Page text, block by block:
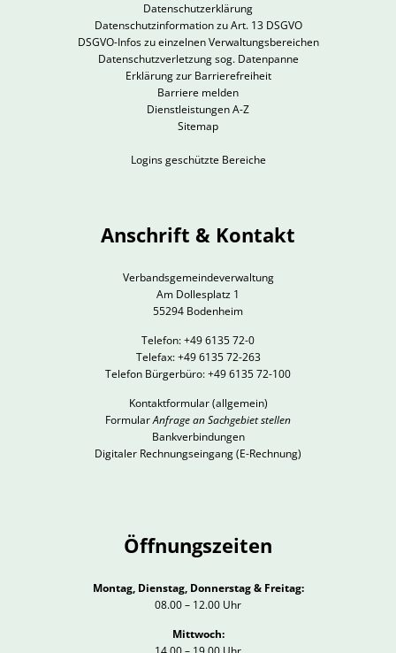
Datenschutzerklärung
Datenschutzinformation zu Art. 13 DSGVO
DSGVO-Infos zu einzelnen Verwaltungsbereichen
Datenschutzverletzung sog. Datenpanne
Erklärung zur Barrierefreiheit
Barriere melden
Dienstleistungen A-Z
Sitemap
Logins geschützte Bereiche
Anschrift & Kontakt
Verbandsgemeindeverwaltung
Am Dollesplatz 1
55294 Bodenheim
Telefon: +49 6135 72-0
Telefax: +49 6135 72-263
Telefon Bürgerbüro: +49 6135 72-100
Kontaktformular(allgemein)
FormularAnfrage an Sachgebiet stellen
Bankverbindungen
Digitaler Rechnungseingang (E-Rechnung)
Öffnungszeiten
Montag, Dienstag, Donnerstag & Freitag:
08.00 – 12.00 Uhr
Mittwoch: